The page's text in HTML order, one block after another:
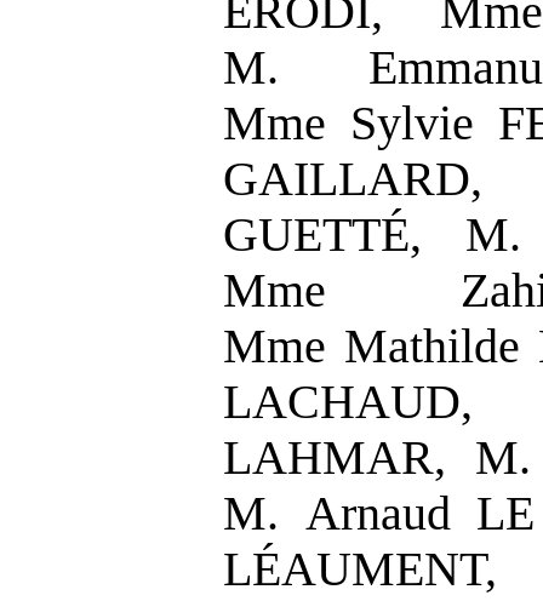
ERODI,
M.
Mme Sylvie
GUETTÉ,
Mme
Mme Mathilde
LAHMAR, M.
M. Arnaud